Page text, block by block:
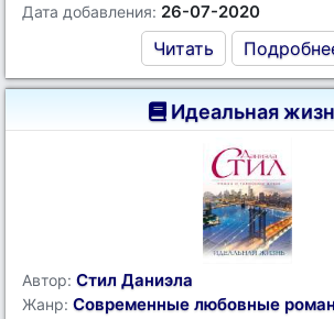
Дата добавления: 26-07-2020
Читать
Идеальная
Автор: Стил Даниэла
Жанр: Современные любовные